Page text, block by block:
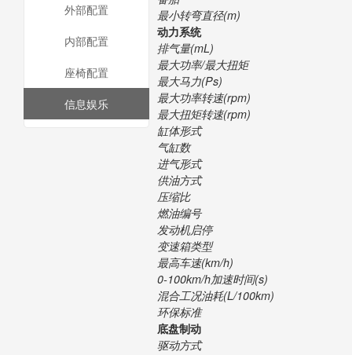
最小转弯直径(m)
动力系统
排气量(mL)
最大功率/最大扭矩
最大马力(Ps)
最大功率转速(rpm)
最大扭矩转速(rpm)
缸体形式
气缸数
进气形式
供油方式
压缩比
燃油编号
发动机启停
变速箱类型
最高车速(km/h)
0-100km/h加速时间(s)
混合工况油耗(L/100km)
环保标准
底盘制动
驱动方式
外部配置
内部配置
座椅配置
信息娱乐